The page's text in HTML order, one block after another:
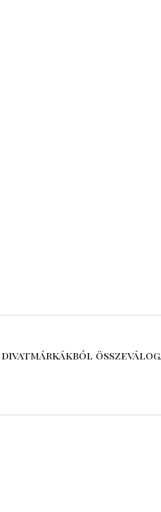
divatmárkákból